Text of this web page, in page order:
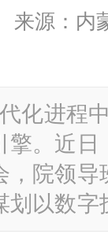
来源：
化进程
擎。近
，院领
划以数